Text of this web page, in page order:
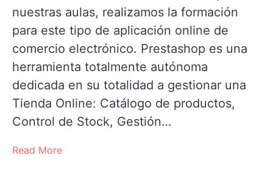
nuestras aulas, realizamos la formación
para este tipo de aplicación online de
comercio electrónico. Prestashop es una
herramienta totalmente autónoma
dedicada en su totalidad a gestionar una
Tienda Online: Catálogo de productos,
Control de Stock, Gestión…
Read More